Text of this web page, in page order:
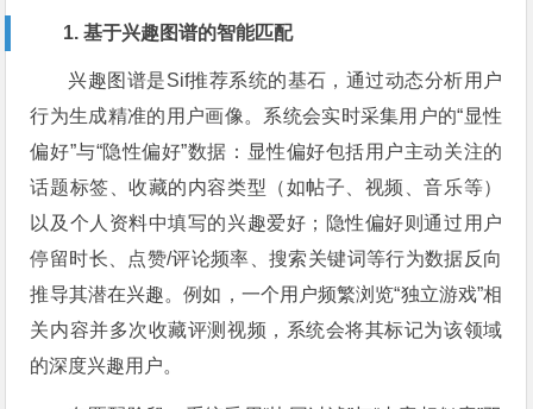
1. 基于兴趣图谱的智能匹配
兴趣图谱是Sif推荐系统的基石，通过动态分析用户
行为生成精准的用户画像。系统会实时采集用户的“显性
偏好”与“隐性偏好”数据：显性偏好包括用户主动关注的
话题标签、收藏的内容类型（如帖子、视频、音乐等）
以及个人资料中填写的兴趣爱好；隐性偏好则通过用户
停留时长、点赞/评论频率、搜索关键词等行为数据反向
推导其潜在兴趣。例如，一个用户频繁浏览“独立游戏”相
关内容并多次收藏评测视频，系统会将其标记为该领域
的深度兴趣用户。